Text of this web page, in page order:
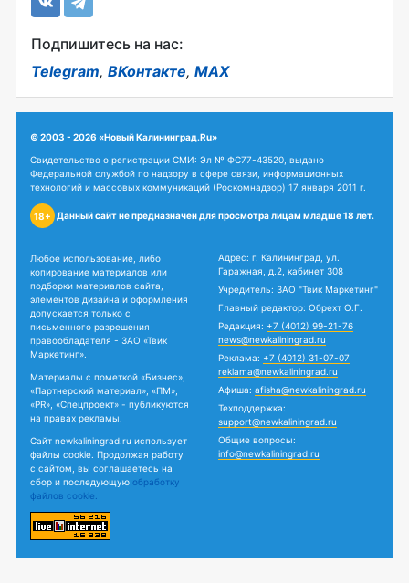
Подпишитесь на нас:
Telegram, ВКонтакте, MAX
© 2003 - 2026 «Новый Калининград.Ru»
Свидетельство о регистрации СМИ: Эл № ФС77-43520, выдано
Федеральной службой по надзору в сфере связи, информационных
технологий и массовых коммуникаций (Роскомнадзор) 17 января 2011 г.
18+ Данный сайт не предназначен для просмотра лицам младше 18 лет.
Любое использование, либо
копирование материалов или
подборки материалов сайта,
элементов дизайна и оформления
допускается только с
письменного разрешения
правообладателя - ЗАО «Твик
Маркетинг».
Материалы с пометкой «Бизнес»,
«Партнерский материал», «ПМ»,
«PR», «Спецпроект» - публикуются
на правах рекламы.
Сайт newkaliningrad.ru использует
файлы cookie. Продолжая работу
с сайтом, вы соглашаетесь на
сбор и последующую обработку
файлов cookie.
Адрес: г. Калининград, ул.
Гаражная, д.2, кабинет 308
Учредитель: ЗАО "Твик Маркетинг"
Главный редактор: Обрехт О.Г.
Редакция: +7 (4012) 99-21-76
news@newkaliningrad.ru
Реклама: +7 (4012) 31-07-07
reklama@newkaliningrad.ru
Афиша: afisha@newkaliningrad.ru
Техподдержка:
support@newkaliningrad.ru
Общие вопросы:
info@newkaliningrad.ru